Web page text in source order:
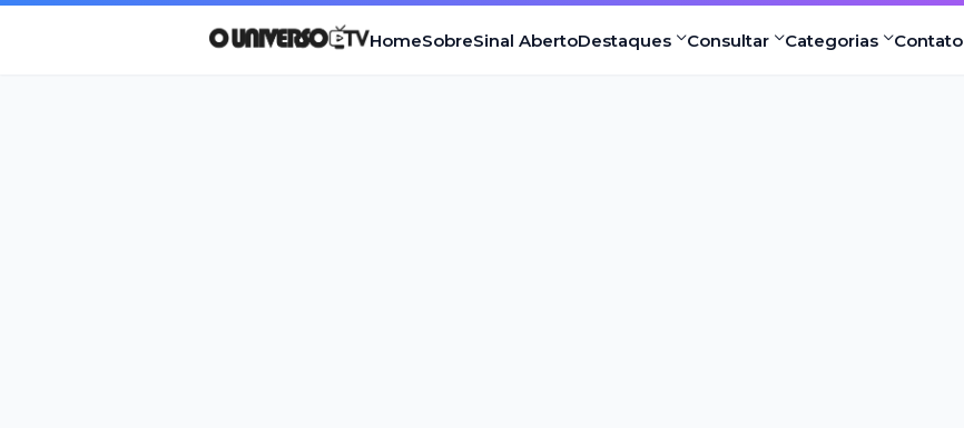
HomeSobreSinal AbertoDestaques Consultar Categorias Contato